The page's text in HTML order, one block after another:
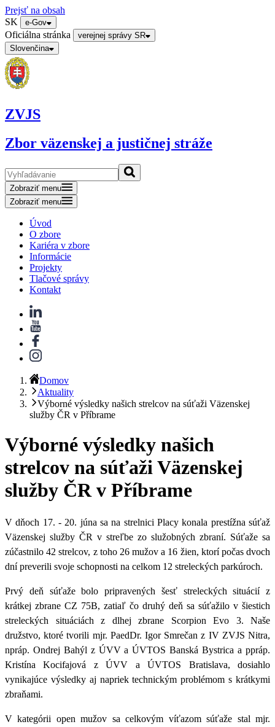
Prejsť na obsah
SK
e-Gov
Oficiálna stránka
verejnej správy SR
Slovenčina
ZVJS
Zbor väzenskej a justičnej stráže
Zobraziť menu
Zobraziť menu
Úvod
O zbore
Kariéra v zbore
Informácie
Projekty
Tlačové správy
Kontakt
Domov
Aktuality
Výborné výsledky našich strelcov na súťaži Väzenskej
služby ČR v Příbrame
Výborné výsledky našich
strelcov na súťaži Väzenskej
služby ČR v Příbrame
V dňoch 17. - 20. júna sa na strelnici Placy konala prestížna súťaž
Väzenskej služby ČR v streľbe zo služobných zbraní. Súťaže sa
zúčastnilo 42 strelcov, z toho 26 mužov a 16 žien, ktorí počas dvoch
dní preverili svoje schopnosti na celkom 12 streleckých parkúroch.
Prvý deň súťaže bolo pripravených šesť streleckých situácií z
krátkej zbrane CZ 75B, zatiaľ čo druhý deň sa súťažilo v šiestich
streleckých situáciách z dlhej zbrane Scorpion Evo 3. Naše
družstvo, ktoré tvorili mjr. PaedDr. Igor Smrečan z IV ZVJS Nitra,
npráp. Ondrej Bahýl z ÚVV a ÚVTOS Banská Bystrica a ppráp.
Kristína Kocifajová z ÚVV a ÚVTOS Bratislava, dosiahlo
vynikajúce výsledky aj napriek technickým problémom s krátkymi
zbraňami.
V kategórii open mužov sa celkovým víťazom súťaže stal mjr.